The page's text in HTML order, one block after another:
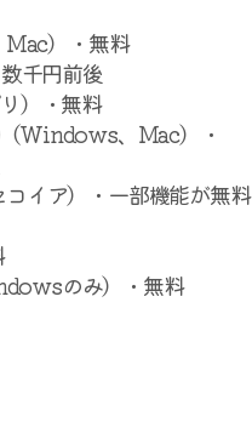
）・無料
千円前後
）・無料
Windows、Mac）・
イア）・一部機能が無料
のみ）・無料